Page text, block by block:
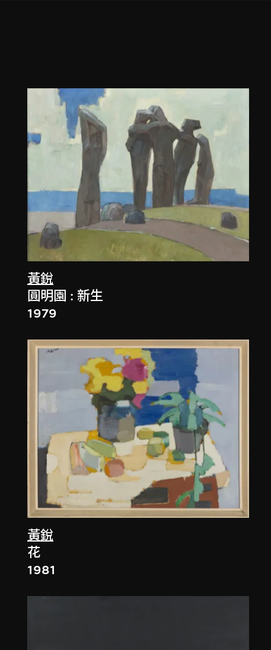
黃銳
圓明園 : 新生
1979
黃銳
花
1981